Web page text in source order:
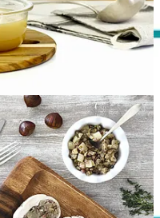
ajos fritos y su aceite |